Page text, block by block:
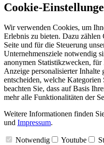
Cookie-
Wir verwenden Cookies, um
Erlebnis zu bieten. Dazu
Seite und für die Steuerung
Unternehmensziele notwendig
anonymen Statistikzwecken,
Anzeige personalisierter Inhalte
entscheiden, welche Kategorien
beachten Sie, dass auf Basis
mehr alle Funktionalitäten der
Weitere Informationen finden
und Impressum.
Notwendig Youtube